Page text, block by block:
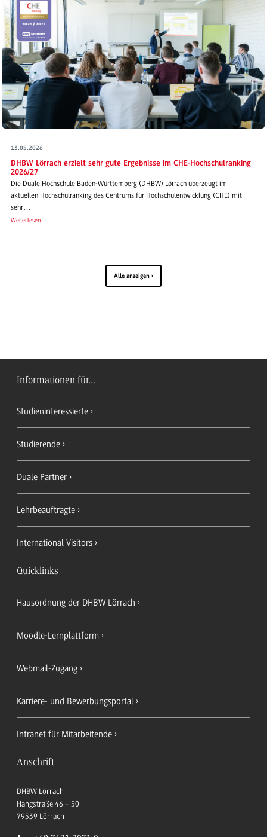
13.05.2026
DHBW Lörrach erzielt sehr gute Ergebnisse im CHE-Hochschulranking
2026/27
Die Duale Hochschule Baden-Württemberg (DHBW) Lörrach überzeugt im
aktuellen Hochschulranking des Centrums für Hochschulentwicklung (CHE) mit
sehr…
Weiterlesen
Alle anzeigen
Informationen für...
Studieninteressierte
Studierende
Duale Partner
Lehrbeauftragte
International Visitors
Quicklinks
Hausordnung der DHBW Lörrach
Moodle-Lernplattform
Webmail-Zugang
Karriere- und Bewerbungsportal
Intranet für Mitarbeitende
Anschrift
DHBW Lörrach
Hangstraße 46 – 50
79539 Lörrach